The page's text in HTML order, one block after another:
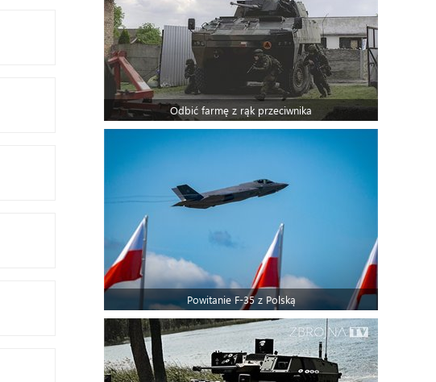
Odbić farmę z rąk przeciwnika
Powitanie F-35 z Polską